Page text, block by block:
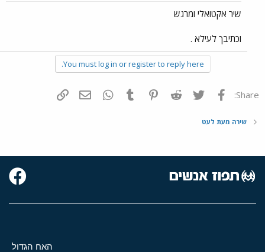
שיר אקטואלי ומרגש
וכתיבך לעילא .
You must log in or register to reply here.
Share: פייסבוק Twitter
Reddit
Pinterest
Tumblr
WhatsAppדואר אלקטרוני
שירה מעת לעט
האח הגדול